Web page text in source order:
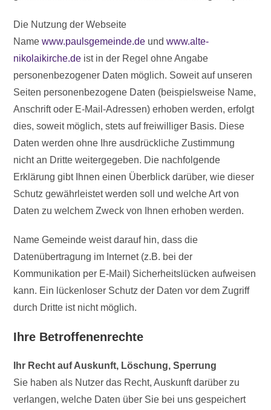
Die Nutzung der Webseite
Namewww.paulsgemeinde.de undwww.alte-
nikolaikirche.de ist in der Regel ohne Angabe
personenbezogener Daten möglich. Soweit auf unseren
Seiten personenbezogene Daten (beispielsweise Name,
Anschrift oder E-Mail-Adressen) erhoben werden, erfolgt
dies, soweit möglich, stets auf freiwilliger Basis. Diese
Daten werden ohne Ihre ausdrückliche Zustimmung
nicht an Dritte weitergegeben. Die nachfolgende
Erklärung gibt Ihnen einen Überblick darüber, wie dieser
Schutz gewährleistet werden soll und welche Art von
Daten zu welchem Zweck von Ihnen erhoben werden.
Name Gemeinde weist darauf hin, dass die
Datenübertragung im Internet (z.B. bei der
Kommunikation per E-Mail) Sicherheitslücken aufweisen
kann. Ein lückenloser Schutz der Daten vor dem Zugriff
durch Dritte ist nicht möglich.
Ihre Betroffenenrechte
Ihr Recht auf Auskunft, Löschung, Sperrung
Sie haben als Nutzer das Recht, Auskunft darüber zu
verlangen, welche Daten über Sie bei uns gespeichert